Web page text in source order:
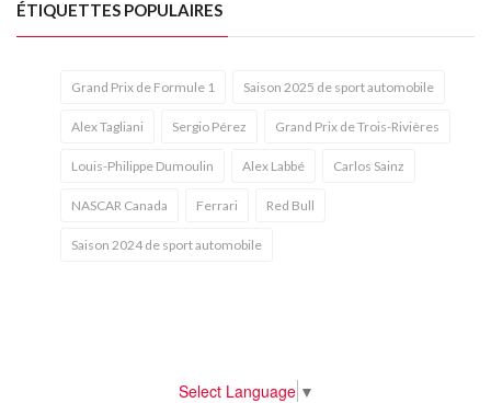
ÉTIQUETTES POPULAIRES
Grand Prix de Formule 1 Saison 2025 de sport automobile
Alex Tagliani Sergio Pérez Grand Prix de Trois-Rivières
Louis-Philippe Dumoulin Alex Labbé Carlos Sainz
NASCAR Canada Ferrari Red Bull
Saison 2024 de sport automobile
Select Language ▼